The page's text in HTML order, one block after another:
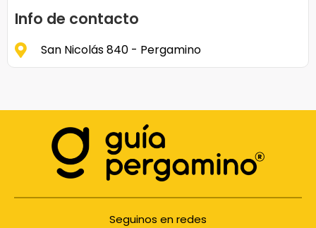
Info de contacto
San Nicolás 840 - Pergamino
Seguinos en redes